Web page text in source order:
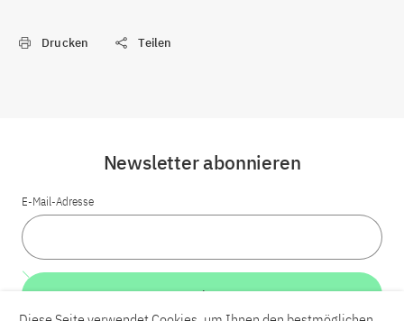
Drucken Teilen
Newsletter abonnieren
E-Mail-Adresse
Weiter